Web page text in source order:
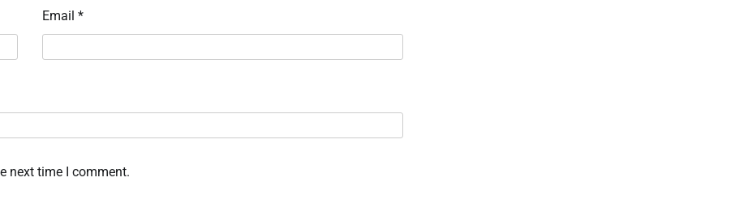
Email *
next time I comment.